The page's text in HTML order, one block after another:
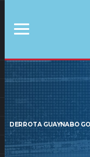
DERROTA GUAYNABO